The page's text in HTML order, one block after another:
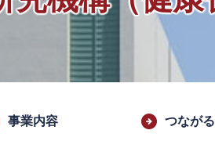
事業内容 つなが